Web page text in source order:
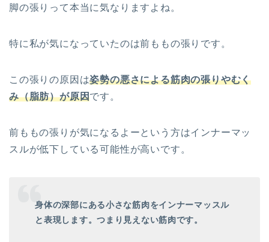
脚の張りって本当に気なりますよね。
特に私が気になっていたのは前ももの張りです。
この張りの原因は姿勢の悪さによる筋肉の張りやむく
み（脂肪）が原因です。
前ももの張りが気になるよーという方はインナーマッ
スルが低下している可能性が高いです。
身体の深部にある小さな筋肉をインナーマッスル
と表現します。つまり見えない筋肉です。